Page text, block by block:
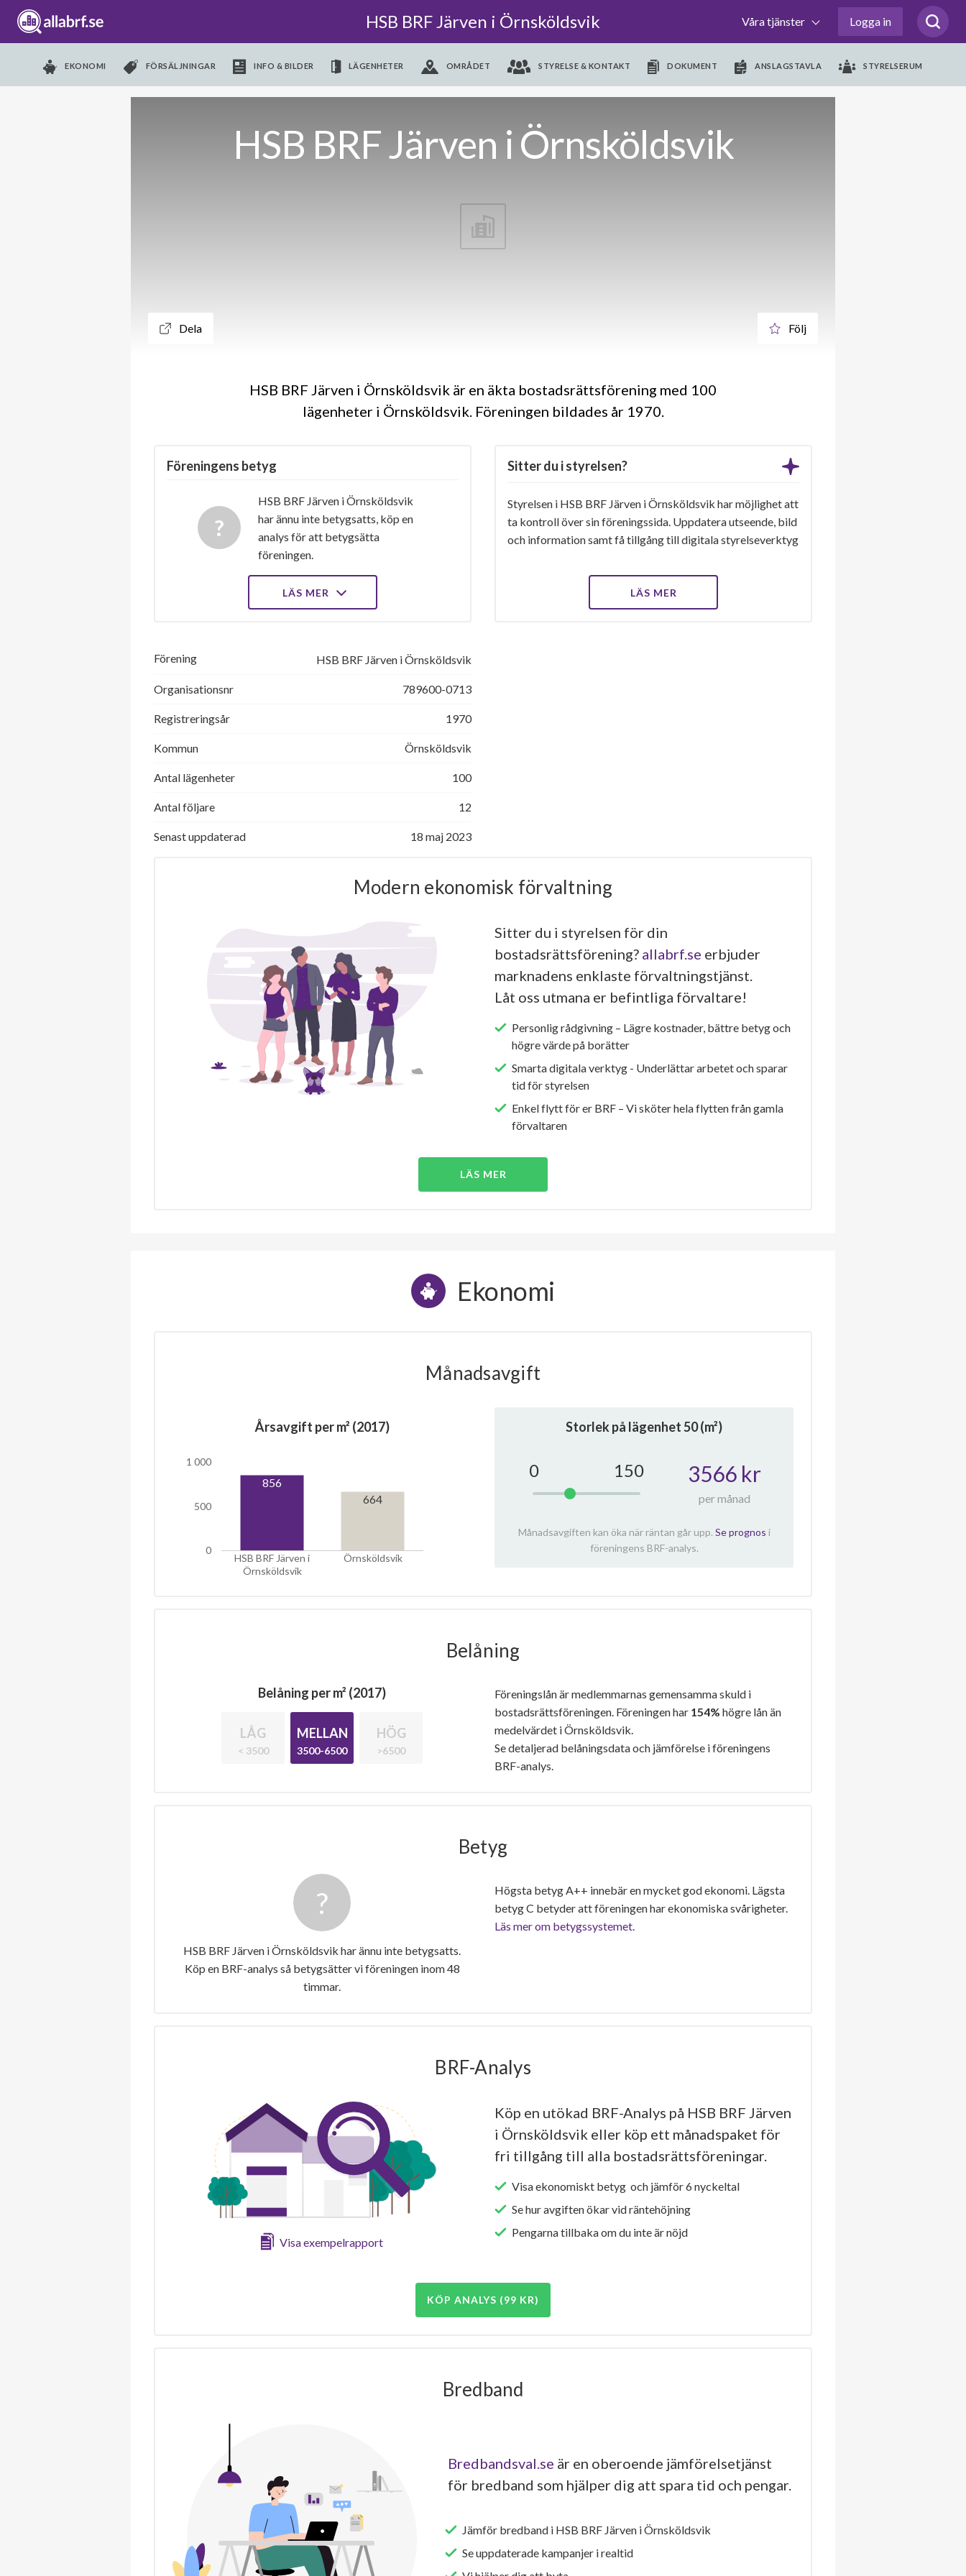
HSB BRF Järven i Örnsköldsvik Våra tjänster Logga in
EKONOMI FÖRSÄLJNINGAR INFO & BILDER LÄGENHETER OMRÅDET STYRELSE & KONTAKT DOKUMENT ANSLAGSTAVLA STYRELSERUM
HSB BRF Järven i Örnsköldsvik
Dela Följ
HSB BRF Järven i Örnsköldsvik är en äkta bostadsrättsförening med 100
lägenheter i Örnsköldsvik. Föreningen bildades år 1970
Föreningens betyg
HSB BRF Järven i Örnsköldsvik
har ännu inte betygsatts, köp en
analys för att betygsätta
föreningen.
LÄS MER
Sitter du i styrelsen?
Styrelsen i HSB BRF Järven i Örnsköldsvik har möjlighet att
ta kontroll över sin föreningssida. Uppdatera utseende, bild
och information samt få tillgång till digitala styrelseverktyg
LÄS MER
Förening HSB BRF Järven i Örnsköldsvik
Organisationsnr 789600-0713
Registreringsår 1970
Kommun Örnsköldsvik
Antal lägenheter 100
Antal följare 12
Senast uppdaterad 18 maj 2023
Modern ekonomisk förvaltning
Sitter du i styrelsen för din
bostadsrättsförening? allabrf.se erbjuder
marknadens enklaste förvaltningstjänst.
Låt oss utmana er befintliga förvaltare!
Personlig rådgivning – Lägre kostnader, bättre betyg och
högre värde på borätter
Smarta digitala verktyg - Underlättar arbetet och sparar
tid för styrelsen
Enkel flytt för er BRF – Vi sköter hela flytten från gamla
förvaltaren
LÄS MER
Ekonomi
Månadsavgift
Årsavgift per m² (2017)
HSB BRF Järven i
Örnsköldsvik
Örnsköldsvik
0
500
1 000
856
664
Storlek på lägenhet50(m²)
0 150 3566 kr
per månad
Månadsavgiften kan öka när räntan går upp. Se prognos i
föreningens BRF-analys.
Belåning
Belåning per m² (2017)
LÅG
< 3500
MELLAN
3500-6500
HÖG
>6500
Föreningslån är medlemmarnas gemensamma skuld i
bostadsrättsföreningen. Föreningen har 154% högre lån än
medelvärdet i Örnsköldsvik.
Se detaljerad belåningsdata och jämförelse i föreningens
BRF-analys.
Betyg
HSB BRF Järven i Örnsköldsvik har ännu inte betygsatts.
Köp en BRF-analys så betygsätter vi föreningen inom 48
timmar.
Högsta betyg A++ innebär en mycket god ekonomi. Lägsta
betyg C betyder att föreningen har ekonomiska svårigheter.
Läs mer om betygssystemet.
BRF-Analys
Visa exempelrapport
Köp en utökad BRF-Analys på HSB BRF Järven
i Örnsköldsvik eller köp ett månadspaket för
fri tillgång till alla bostadsrättsföreningar.
Visa ekonomiskt betyg och jämför 6 nyckeltal
Se hur avgiften ökar vid räntehöjning
Pengarna tillbaka om du inte är nöjd
KÖP ANALYS (99 KR)
Bredband
Bredbandsval.se är en oberoende jämförelsetjänst
för bredband som hjälper dig att spara tid och pengar.
Jämför bredband i HSB BRF Järven i Örnsköldsvik
Se uppdaterade kampanjer i realtid